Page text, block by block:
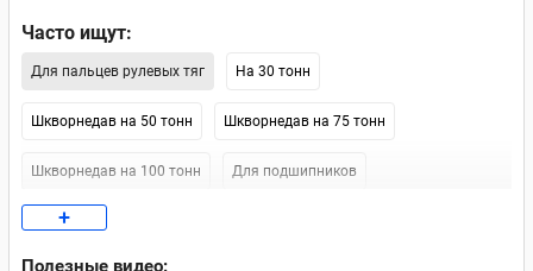
Часто ищут:
Для пальцев рулевых тяг На 30 тонн
Шкворнедав на 50 тонн Шкворнедав на 75 тонн
Шкворнедав на 100 тонн Для подшипников
С выносным насосом
+
Полезные видео: